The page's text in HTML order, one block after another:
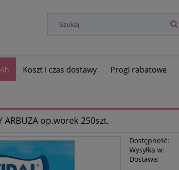
Koszt i czas dostawy Progi rabatowe
ARBUZA op.worek 250szt.
Dostępność:
Wysyłka w:
Dostawa: